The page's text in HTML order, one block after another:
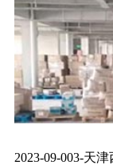
2023-09-003-天津西